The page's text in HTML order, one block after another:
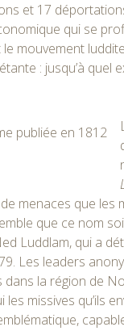
et 17
qui se
mouvement
: jusqu’à quel
menaces que les
que ce nom
Luddlam, qui a
Les leaders
la région de
missives qu’ils